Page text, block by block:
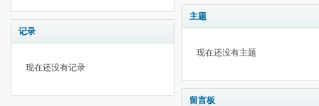
记录
现在还没有记录
主题
现在还没有主题
留言板